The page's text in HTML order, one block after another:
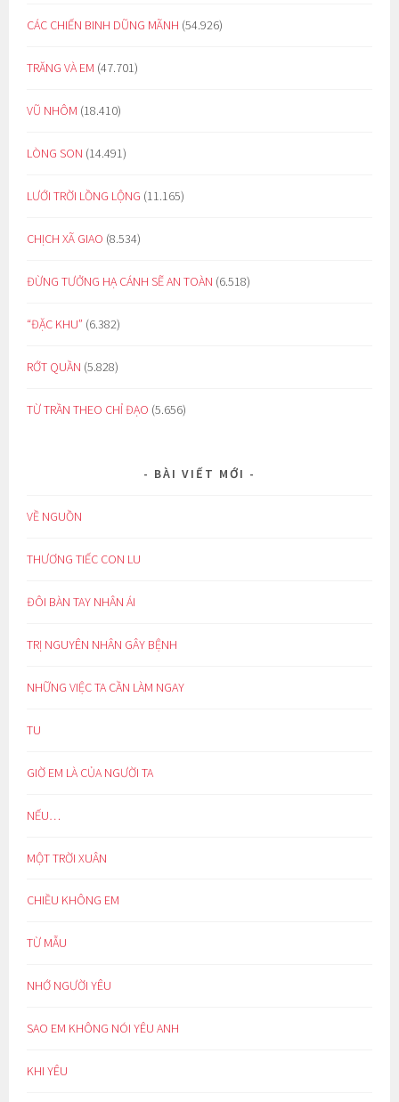
CÁC CHIẾN BINH DŨNG MÃNH (54.926)
TRĂNG VÀ EM (47.701)
VŨ NHÔM (18.410)
LÒNG SON (14.491)
LƯỚI TRỜI LỒNG LỘNG (11.165)
CHỊCH XÃ GIAO (8.534)
ĐỪNG TƯỞNG HẠ CÁNH SẼ AN TOÀN (6.518)
“ĐẶC KHU” (6.382)
RỚT QUẦN (5.828)
TỪ TRẦN THEO CHỈ ĐẠO (5.656)
BÀI VIẾT MỚI
VỀ NGUỒN
THƯƠNG TIẾC CON LU
ĐÔI BÀN TAY NHÂN ÁI
TRỊ NGUYÊN NHÂN GÂY BỆNH
NHỮNG VIỆC TA CẦN LÀM NGAY
TU
GIỜ EM LÀ CỦA NGƯỜI TA
NẾU…
MỘT TRỜI XUÂN
CHIỀU KHÔNG EM
TỪ MẪU
NHỚ NGƯỜI YÊU
SAO EM KHÔNG NÓI YÊU ANH
KHI YÊU